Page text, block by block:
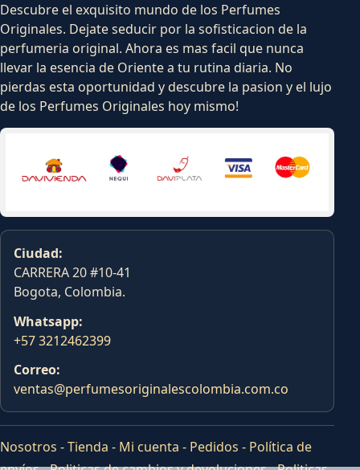
Descubre el exquisito mundo de los Perfumes
Originales. Dejate seducir por la sofisticacion de la
perfumeria original. Ahora es mas facil que nunca
llevar la esencia de Oriente a tu rutina diaria. No
pierdas esta oportunidad y descubre la pasion y el lujo
de los Perfumes Originales hoy mismo!
Ciudad:
CARRERA 20 #10-41
Bogota, Colombia.
Whatsapp:
+57 3212462399
Correo:
ventas@perfumesoriginalescolombia.com.co
Nosotros -Tienda - Mi cuenta - Pedidos - Política de